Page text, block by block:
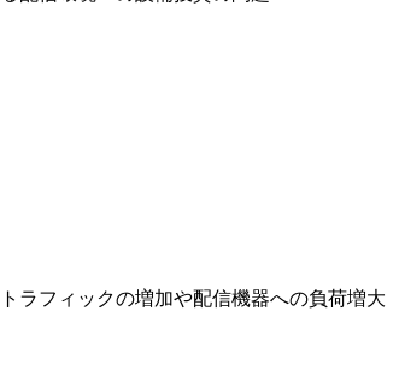
ラフィックの増加や配信機器への負荷増大